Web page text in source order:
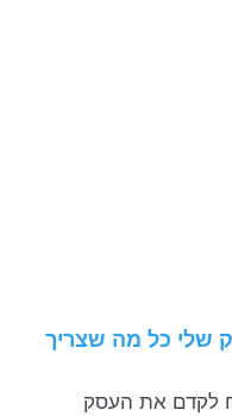
שלי כל מה שצריך
לקדם את העסק